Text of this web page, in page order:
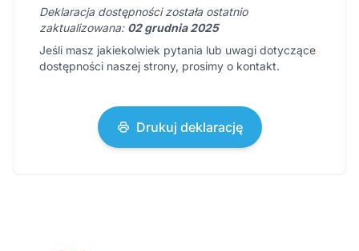
Deklaracja dostępności została ostatnio
zaktualizowana: 02 grudnia 2025
Jeśli masz jakiekolwiek pytania lub uwagi dotyczące
dostępności naszej strony, prosimy o kontakt.
Drukuj deklarację